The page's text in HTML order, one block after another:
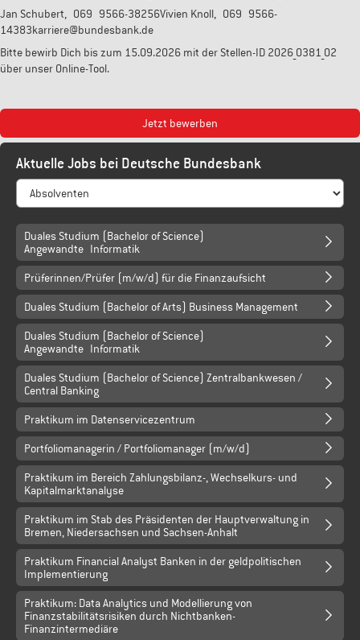
Jan Schubert, 069 9566-38256Vivien Knoll, 069 9566-
14383karriere@bundesbank.de
Bitte bewirb Dich bis zum 15.09.2026 mit der Stellen-ID 2026_0381_02
über unser Online-Tool.
Jetzt bewerben
Aktuelle Jobs bei Deutsche Bundesbank
Duales Studium (Bachelor of Science)
Angewandte Informatik
Prüferinnen/Prüfer (m/w/d) für die Finanzaufsicht
Duales Studium (Bachelor of Arts) Business Management
Duales Studium (Bachelor of Science)
Angewandte Informatik
Duales Studium (Bachelor of Science) Zentralbankwesen /
Central Banking
Praktikum im Datenservicezentrum
Portfoliomanagerin / Portfoliomanager (m/w/d)
Praktikum im Bereich Zahlungsbilanz-, Wechselkurs- und
Kapitalmarktanalyse
Praktikum im Stab des Präsidenten der Hauptverwaltung in
Bremen, Niedersachsen und Sachsen-Anhalt
Praktikum Financial Analyst Banken in der geldpolitischen
Implementierung
Praktikum: Data Analytics und Modellierung von
Finanzstabilitätsrisiken durch Nichtbanken-
Finanzintermediäre